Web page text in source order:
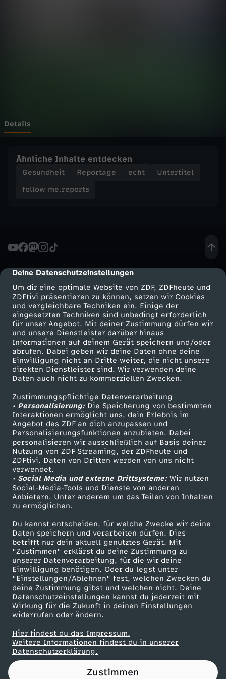
cmp-dialog-description
Deine Datenschutzeinstellungen
Um dir eine optimale Website von ZDF, ZDFheute und
ZDFtivi präsentieren zu können, setzen wir Cookies
und vergleichbare Techniken ein. Einige der
eingesetzten Techniken sind unbedingt erforderlich
für unser Angebot. Mit deiner Zustimmung dürfen wir
und unsere Dienstleister darüber hinaus
Informationen auf deinem Gerät speichern und/oder
abrufen. Dabei geben wir deine Daten ohne deine
Einwilligung nicht an Dritte weiter, die nicht unsere
direkten Dienstleister sind. Wir verwenden deine
Daten auch nicht zu kommerziellen Zwecken.
Zustimmungspflichtige Datenverarbeitung
• Personalisierung:Die Speicherung von bestimmten
Interaktionen ermöglicht uns, dein Erlebnis im
Angebot des ZDF an dich anzupassen und
Personalisierungsfunktionen anzubieten. Dabei
personalisieren wir ausschließlich auf Basis deiner
Nutzung von ZDF Streaming, der ZDFheute und
ZDFtivi. Daten von Dritten werden von uns nicht
verwendet.
• Social Media und externe Drittsysteme:Wir nutzen
Social-Media-Tools und Dienste von anderen
Anbietern. Unter anderem um das Teilen von Inhalten
zu ermöglichen.
Du kannst entscheiden, für welche Zwecke wir deine
Daten speichern und verarbeiten dürfen. Dies
betrifft nur dein aktuell genutztes Gerät. Mit
"Zustimmen" erklärst du deine Zustimmung zu
unserer Datenverarbeitung, für die wir deine
Einwilligung benötigen. Oder du legst unter
"Einstellungen/Ablehnen" fest, welchen Zwecken du
deine Zustimmung gibst und welchen nicht. Deine
Datenschutzeinstellungen kannst du jederzeit mit
Wirkung für die Zukunft in deinen Einstellungen
widerrufen oder ändern.
Hier findest du das Impressum.
Weitere Informationen findest du in unserer
Datenschutzerklärung.
Zustimmen
o
t
J
u
n
g
a
n
K
r
e
b
s
e
r
k
r
a
n
k
Details
Ähnliche Inhalte entdecken
Gesundheit Reportage echt
Untertitel
follow me.reports
Mehr ZDF
ZDF-Apps
Smart TV
ZDFtext
Livestreams
Sendungen A-Z
TV-Programm
Service
ZDFmitreden
Kontakt zum ZDF
Tickets
Zuschauerservice
Hilfe
ZDF Unternehmen
Karriere
ZDF goes Schule
Werbefernsehen
Mainzelmännchen
Partner